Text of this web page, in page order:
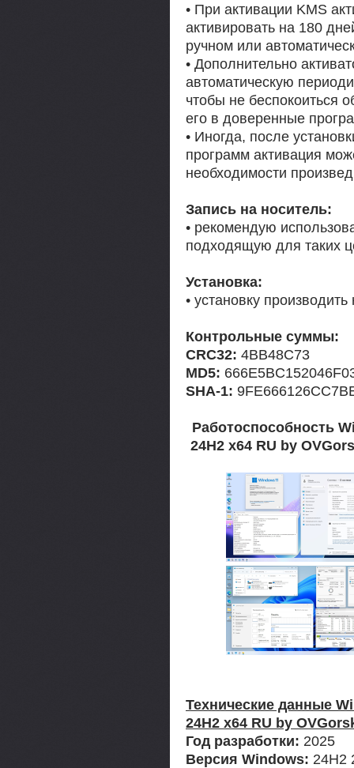
• При активации KMS
активировать на 180
ручном или
• Дополнительно
автоматическую
чтобы не беспокоиться
его в доверенные
• Иногда, после
программ активация
необходимости
Запись на носитель:
• рекомендую
подходящую для таких
Установка:
• установку
Контрольные суммы:
CRC32: 4BB48C73
MD5:
SHA-1:
Работоспособность
24H2 x64 RU by
Технические данные
24H2 x64 RU by
Год разработки: 2025
Версия Windows: 24H2